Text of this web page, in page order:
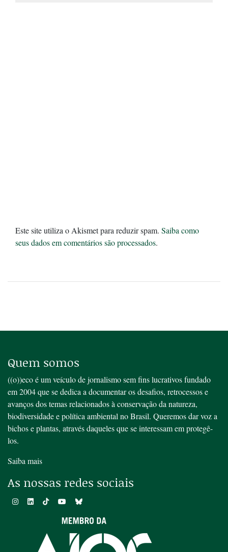
Este site utiliza o Akismet para reduzir spam. Saiba como
seus dados em comentários são processados.
Quem somos
((o))eco é um veículo de jornalismo sem fins lucrativos fundado
em 2004 que se dedica a documentar os desafios, retrocessos e
avanços dos temas relacionados à conservação da natureza,
biodiversidade e política ambiental no Brasil. Queremos dar voz a
bichos e plantas, através daqueles que se interessam em protegê-
los.
Saiba mais
As nossas redes sociais